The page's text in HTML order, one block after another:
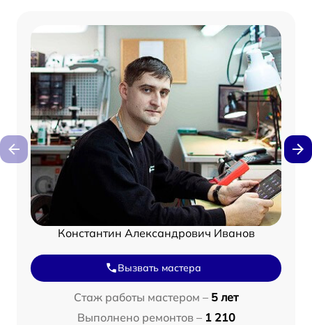
Константин Александрович Иванов
Вызвать мастера
Стаж работы мастером – 5 лет
Выполнено ремонтов – 1 210